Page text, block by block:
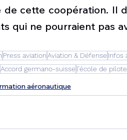
de cette coopération. Il
qui ne pourraient pas
Press aviationAviation & Défense Infos
Accord germano-suisse l’école de
aéronautique